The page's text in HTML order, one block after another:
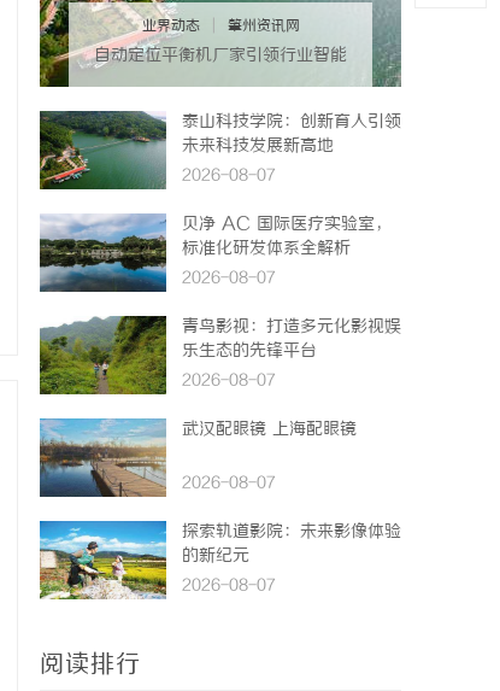
业界动态 肇州资讯网
自动定位平衡机厂家引领行业智能
泰山科技学院：创新育人引领
未来科技发展新高地
2026-08-07
贝净 AC 国际医疗实验室，
标准化研发体系全解析
2026-08-07
青鸟影视：打造多元化影视娱
乐生态的先锋平台
2026-08-07
武汉配眼镜 上海配眼镜
2026-08-07
探索轨道影院：未来影像体验
的新纪元
2026-08-07
阅读排行